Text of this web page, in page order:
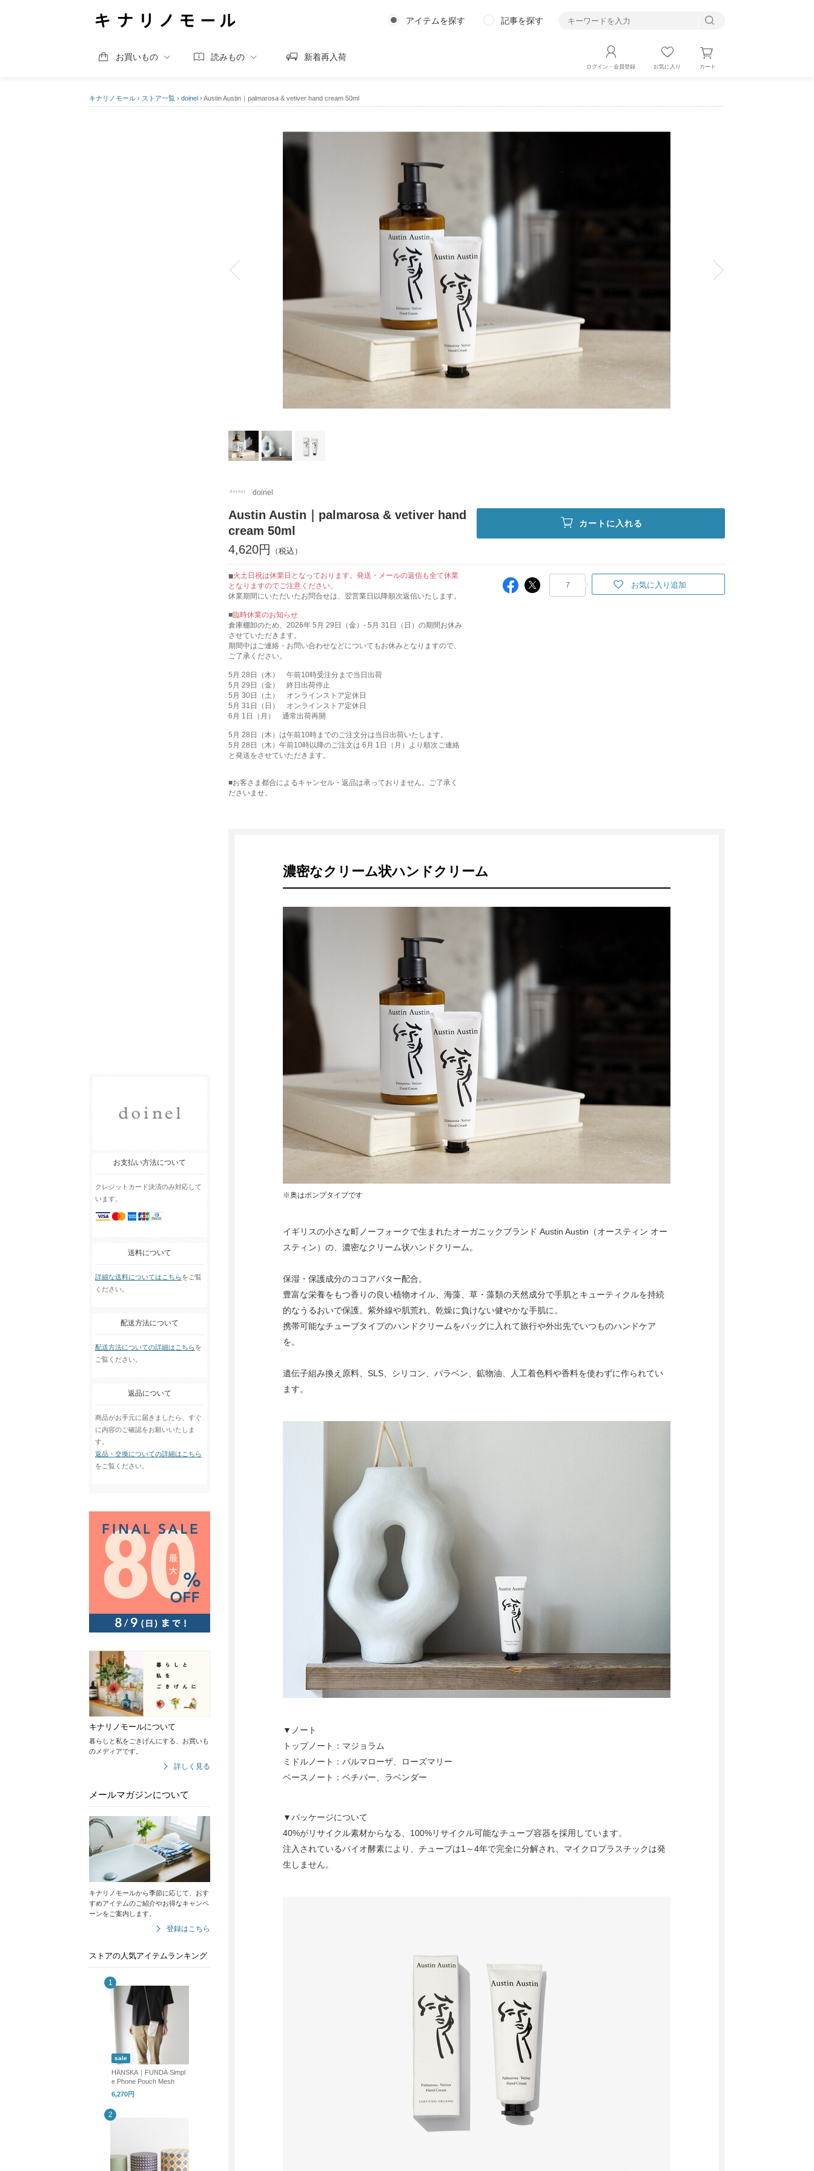
アイテムを探す 記事を探す
お買いもの 読みもの 新着再入荷
ログイン・会員登録 お気に入り カート
キナリノモール › ストア一覧 › doinel › Austin Austin｜palmarosa & vetiver hand cream 50ml
お支払い方法について
クレジットカード決済のみ対応して
います。
送料について
詳細な送料についてはこちらをご覧
ください。
配送方法について
配送方法についての詳細はこちらを
ご覧ください。
返品について
商品がお手元に届きましたら、すぐ
に内容のご確認をお願いいたしま
す。
返品・交換についての詳細はこちら
をご覧ください。
キナリノモールについて
暮らしと私をごきげんにする、お買いも
のメディアです。
詳しく見る
メールマガジンについて
キナリノモールから季節に応じて、おす
すめアイテムのご紹介やお得なキャンペ
ーンをご案内します。
登録はこちら
ストアの人気アイテムランキング
sale
HÄNSKA｜FUNDA Simpl
e Phone Pouch Mesh
6,270円
doinel
Austin Austin｜palmarosa & vetiver hand
cream 50ml
4,620円
カートに入れる
火土日祝は休業日となっております。発送・メールの返信も全て休業
となりますのでご注意ください。
休業期間にいただいたお問合せは、翌営業日以降順次返信いたします。
■臨時休業のお知らせ
倉庫棚卸のため、2026年 5月 29日（金）- 5月 31日（日）の期間お休み
させていただきます。
期間中はご連絡・お問い合わせなどについてもお休みとなりますので、
ご了承ください。
5月 28日（木） 午前10時受注分まで当日出荷
5月 29日（金） 終日出荷停止
5月 30日（土） オンラインストア定休日
5月 31日（日） オンラインストア定休日
6月 1日（月） 通常出荷再開
5月 28日（木）は午前10時までのご注文分は当日出荷いたします。
5月 28日（木）午前10時以降のご注文は 6月 1日（月）より順次ご連絡
と発送をさせていただきます。
■お客さま都合によるキャンセル・返品は承っておりません。ご了承く
ださいませ。
7 お気に入り追加
濃密なクリーム状ハンドクリーム
※奥はポンプタイプです
イギリスの小さな町ノーフォークで生まれたオーガニックブランド Austin Austin（オースティン オー
スティン）の、濃密なクリーム状ハンドクリーム。
保湿・保護成分のココアバター配合。
豊富な栄養をもつ香りの良い植物オイル、海藻、草・藻類の天然成分で手肌とキューティクルを持続
的なうるおいで保護。紫外線や肌荒れ、乾燥に負けない健やかな手肌に。
携帯可能なチューブタイプのハンドクリームをバッグに入れて旅行や外出先でいつものハンドケア
を。
遺伝子組み換え原料、SLS、シリコン、パラベン、鉱物油、人工着色料や香料を使わずに作られてい
ます。
▼ノート
トップノート：マジョラム
ミドルノート：パルマローザ、ローズマリー
ベースノート：ベチバー、ラベンダー
▼パッケージについて
40%がリサイクル素材からなる、100%リサイクル可能なチューブ容器を採用しています。
注入されているバイオ酵素により、チューブは1～4年で完全に分解され、マイクロプラスチックは発
生しません。